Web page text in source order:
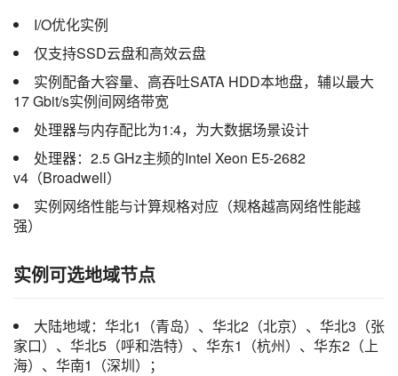
I/O优化实例
仅支持SSD云盘和高效云盘
实例配备大容量、高吞吐SATA HDD本地盘，辅以最大
17 Gbit/s实例间网络带宽
处理器与内存配比为1:4，为大数据场景设计
处理器：2.5 GHz主频的Intel Xeon E5-2682
v4（Broadwell）
实例网络性能与计算规格对应（规格越高网络性能越
强）
实例可选地域节点
大陆地域：华北1（青岛）、华北2（北京）、华北3（张
家口）、华北5（呼和浩特）、华东1（杭州）、华东2（上
海）、华南1（深圳）；